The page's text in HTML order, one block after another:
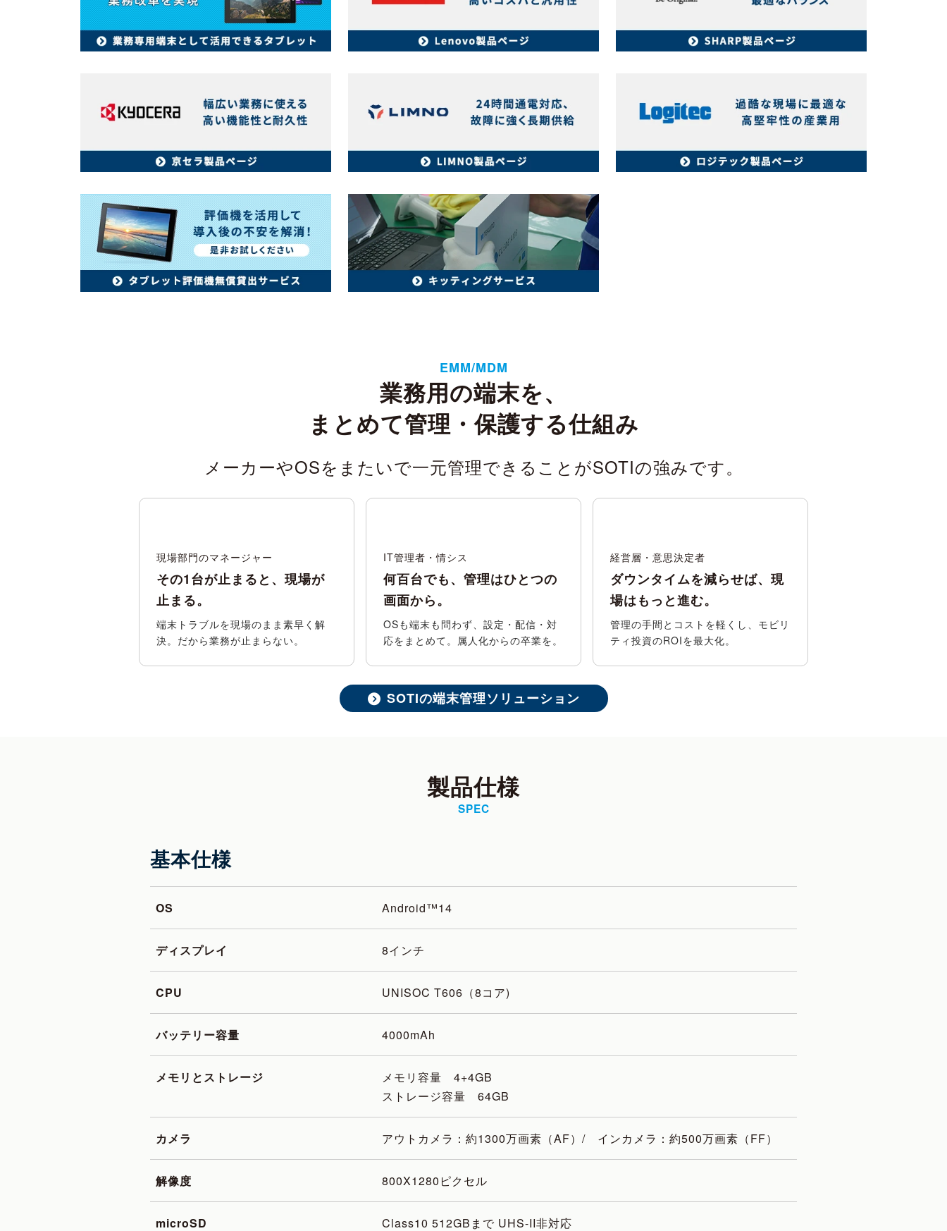
EMM/MDM
業務用の端末を、
まとめて管理・保護する仕組み
メーカーやOSをまたいで一元管理できることがSOTIの強みです。
現場部門のマネージャー
その1台が止まると、現場が
止まる。
端末トラブルを現場のまま素早く解
決。だから業務が止まらない。
IT管理者・情シス
何百台でも、管理はひとつの
画面から。
OSも端末も問わず、設定・配信・対
応をまとめて。属人化からの卒業を。
経営層・意思決定者
ダウンタイムを減らせば、現
場はもっと進む。
管理の手間とコストを軽くし、モビリ
ティ投資のROIを最大化。
SOTIの端末管理ソリューション
製品仕様
SPEC
基本仕様
OS Android™14
ディスプレイ 8インチ
CPU UNISOC T606（8コア)
バッテリー容量 4000mAh
メモリとストレージ
メモリ容量 4+4GB
ストレージ容量 64GB
カメラ アウトカメラ：約1300万画素（AF）/ インカメラ：約500万画素（FF）
解像度 800X1280ピクセル
microSD Class10 512GBまで UHS-II非対応